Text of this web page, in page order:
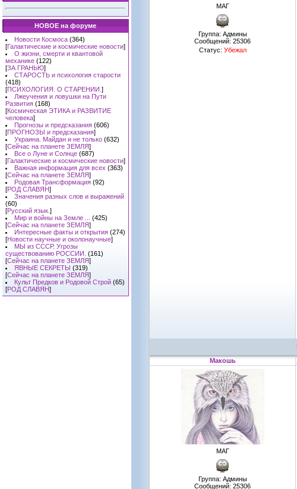
НОВОЕ на форуме
Новости Космоса (364)
[Галактические и космические новости]
О жизни, смерти и квантовой
механике (122)
[ЗА ГРАНЬЮ]
СТАРОСТЬ и психология старости
(418)
[ПСИХОЛОГИЯ. О СТАРЕНИИ. ]
Лжеучения и ловушки на Пути
Развития (168)
[Космическая ЭТИКА и РАЗВИТИЕ
человека]
Прогнозы и предсказания (606)
[ПРОГНОЗЫ и предсказания]
Украина. Майдан и не только (632)
[Сейчас на планете ЗЕМЛЯ]
Все о Луне и Солнце (687)
[Галактические и космические новости]
Важная информация для всех (363)
[Сейчас на планете ЗЕМЛЯ]
Родовая Трансформация (92)
[РОД СЛАВЯН]
Значения разных слов и выражений
(60)
[Русский язык. ]
Мир и войны на Земле ...
(425)
[Сейчас на планете ЗЕМЛЯ]
Интересные факты и открытия (274)
[Новости научные и околонаучные]
МЫ из СССР. Угрозы
существованию РОССИИ. (161)
[Сейчас на планете ЗЕМЛЯ]
ЯВНЫЕ СЕКРЕТЫ (319)
[Сейчас на планете ЗЕМЛЯ]
Культ Предков и Родовой Строй (65)
[РОД СЛАВЯН]
МАГ
Группа: Админы
Сообщений: 25306
Статус: Убежал
Макошь
МАГ
Группа: Админы
Сообщений: 25306